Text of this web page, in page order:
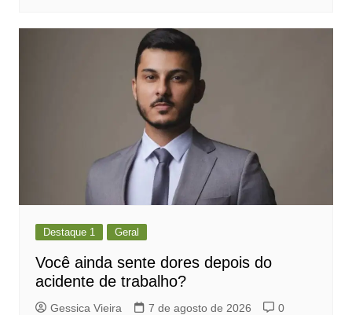
Destaque 1 Geral
Você ainda sente dores depois do
acidente de trabalho?
Gessica Vieira 7 de agosto de 2026 0